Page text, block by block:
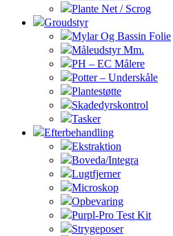
Plante Net / Scrog
Groudstyr
Mylar Og Bassin Folie
Måleudstyr Mm.
PH – EC Målere
Potter – Underskåle
Plantestøtte
Skadedyrskontrol
Tasker
Efterbehandling
Ekstraktion
Boveda/Integra
Lugtfjerner
Microskop
Opbevaring
Purpl-Pro Test Kit
Strygeposer